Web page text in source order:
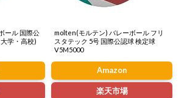
ール 国際公
学・高校)
molten(モルテン) バレーボール フリ
スタテック 5号 国際公認球 検定球
V5M5000
Amazon
楽天市場